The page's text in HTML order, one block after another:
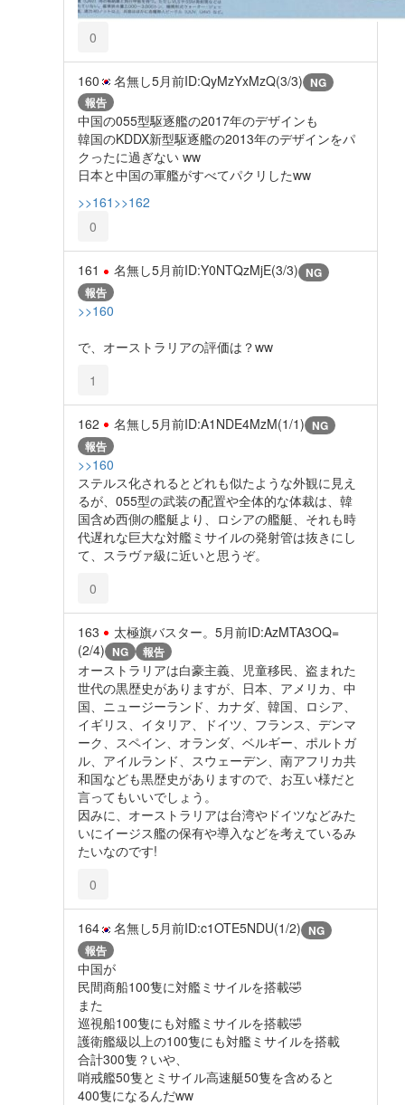
0
160 名無し5月前ID:QyMzYxMzQ(3/3) NG
報告
中国の055型駆逐艦の2017年のデザインも
韓国のKDDX新型駆逐艦の2013年のデザインをパ
クったに過ぎない ww
日本と中国の軍艦がすべてパクリしたww
>>161 >>162
0
161 名無し5月前ID:Y0NTQzMjE(3/3) NG
報告
>>160
で、オーストラリアの評価は？ww
1
162 名無し5月前ID:A1NDE4MzM(1/1) NG
報告
>>160
ステルス化されるとどれも似たような外観に見え
るが、055型の武装の配置や全体的な体裁は、韓
国含め西側の艦艇より、ロシアの艦艇、それも時
代遅れな巨大な対艦ミサイルの発射管は抜きにし
て、スラヴァ級に近いと思うぞ。
0
163 太極旗バスター。 5月前ID:AzMTA3OQ=
(2/4) NG 報告
オーストラリアは白豪主義、児童移民、盗まれた
世代の黒歴史がありますが、日本、アメリカ、中
国、ニュージーランド、カナダ、韓国、ロシア、
イギリス、イタリア、ドイツ、フランス、デンマ
ーク、スペイン、オランダ、ベルギー、ポルトガ
ル、アイルランド、スウェーデン、南アフリカ共
和国なども黒歴史がありますので、お互い様だと
言ってもいいでしょう。
因みに、オーストラリアは台湾やドイツなどみた
いにイージス艦の保有や導入などを考えているみ
たいなのです!
0
164 名無し5月前ID:c1OTE5NDU(1/2) NG
報告
中国が
民間商船100隻に対艦ミサイルを搭載🤣
また
巡視船100隻にも対艦ミサイルを搭載🤣
護衛艦級以上の100隻にも対艦ミサイルを搭載
合計300隻？いや、
哨戒艦50隻とミサイル高速艇50隻を含めると
400隻になるんだww